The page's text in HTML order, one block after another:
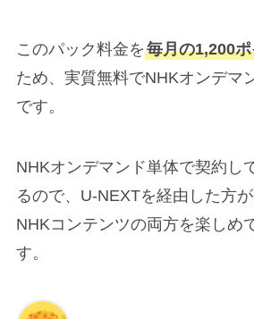
このパック料金を毎月の1,200
ため、実質無料でNHKオンデマ
です。
NHKオンデマンド単体で契約し
るので、U-NEXTを経由した方
NHKコンテンツの両方を楽しめ
す。